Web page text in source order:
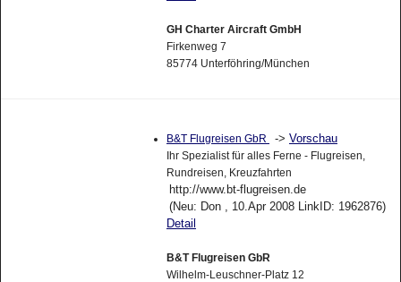
GH Charter Aircraft GmbH
Firkenweg 7
85774 Unterföhring/München
B&T Flugreisen GbR -> Vorschau
Ihr Spezialist für alles Ferne - Flugreisen,
Rundreisen, Kreuzfahrten
http://www.bt-flugreisen.de
(Neu: Don , 10.Apr 2008 LinkID: 1962876)
Detail
B&T Flugreisen GbR
Wilhelm-Leuschner-Platz 12